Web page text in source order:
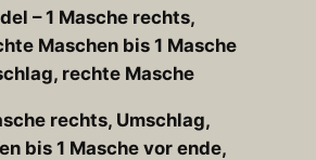
– 1 Masche rechts,
Maschen bis 1 Masche
rechte Masche
rechts, Umschlag,
bis 1 Masche vor ende,